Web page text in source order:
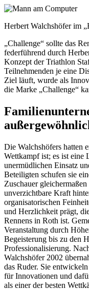
Herbert Walchshöfer im
„Challenge“ sollte das
federführend durch
Konzept der Triathlon
Teilnehmenden je eine
Ziel läuft, wurde als
die Marke „Challenge“
Die Walchshöfers hatten
Wettkampf ist; es ist eine
unermüdlichen Einsatz
Beteiligten schufen sie
Zuschauer
unverzichtbare Kraft
organisatorischen
und Herzlichkeit prägt,
Rennens in Roth ist.
Veranstaltung durch
Begeisterung bis zu den
Professionalisierung.
Walchshöfer 2002
das Ruder. Sie
für Innovationen und
als einer der besten